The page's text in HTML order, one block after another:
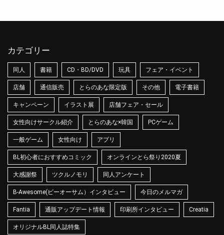
カテゴリー
同人 書籍 CD・BD/DVD 玩具 フェア・イベント
店舗 通信販売 とらのあな限定版 その他 電子書籍
キャンペーン イラスト展 店舗フェア・セール
女性向けサークル紹介 とらのあな×韓国 PCゲーム
一般ゲーム 女性向け アプリ
BL初心者におすすめコミック オンラインとら祭り2020夏
大感謝祭 ツクルノモリ 同人アンケート
B-Awesome(ビーオーサム）インタビュー 今日のメルマガ
Fantia 通販アップデート情報 印刷所インタビュー Creatia
オリジナルBL同人誌特集